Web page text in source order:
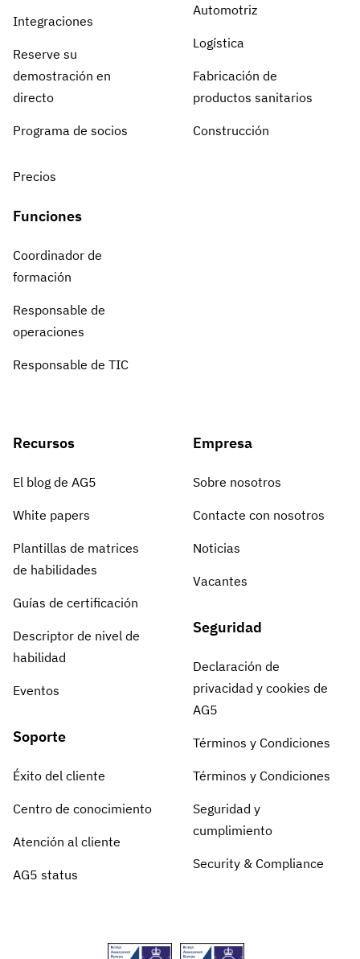
Integraciones
Reserve su
demostración en
directo
Programa de socios
Precios
Funciones
Coordinador de
formación
Responsable de
operaciones
Responsable de TIC
Automotriz
Logística
Fabricación de
productos sanitarios
Construcción
Recursos
El blog de AG5
White papers
Plantillas de matrices
de habilidades
Guías de certificación
Descriptor de nivel de
habilidad
Eventos
Soporte
Éxito del cliente
Centro de conocimiento
Atención al cliente
AG5 status
Empresa
Sobre nosotros
Contacte con nosotros
Noticias
Vacantes
Seguridad
Declaración de
privacidad y cookies de
AG5
Términos y Condiciones
Términos y Condiciones
Seguridad y
cumplimiento
Security & Compliance